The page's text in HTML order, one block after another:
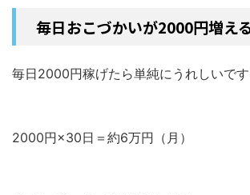
毎日おこづかいが2000円増え
毎日2000円稼げたら単純にうれしいです
2000円×30日＝約6万円（月）